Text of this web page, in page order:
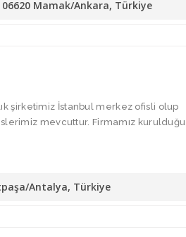
Mamak/Ankara, Türkiye
şirketimiz İstanbul merkez ofisli olup
mevcuttur. Firmamız kurulduğu
Antalya, Türkiye